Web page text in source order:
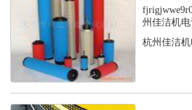
州佳洁机
杭州佳洁